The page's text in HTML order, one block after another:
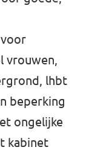
vrouwen,
lhbt
beperking
ongelijke
kabinet